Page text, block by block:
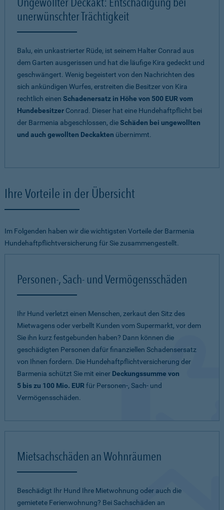
unerwünschter Trächtigkeit
Balu, ein unkastrierter Rüde, ist seinem Halter Conrad aus
dem Garten ausgerissen und hat die läufige Kira gedeckt und
geschwängert. Wenig begeistert von den Nachrichten des
sich ankündigen Wurfes, erstreiten die Besitzer von Kira
rechtlich einen Schadenersatz in Höhe von 500 EUR vom
Hundebesitzer Conrad. Dieser hat eine Hundehaftpflicht bei
der Barmenia abgeschlossen, dieSchäden bei ungewollten
und auch gewollten Deckakten übernimmt.
Ihre Vorteile in der Übersicht
Im Folgenden haben wir die wichtigsten Vorteile der Barmenia
Hundehaftpflichtversicherung für Sie zusammengestellt.
Personen-, Sach- und Vermögensschäden
Ihr Hund verletzt einen Menschen, zerkaut den Sitz des
Mietwagens oder verbellt Kunden vom Supermarkt, vor dem
Sie ihn kurz festgebunden haben? Dann können die
geschädigten Personen dafür finanziellen Schadensersatz
von Ihnen fordern. Die Hundehaftpflichtversicherung der
Barmenia schützt Sie mit einer Deckungssumme von
5 bis zu 100 Mio. EURfür Personen-, Sach- und
Vermögensschäden.
Mietsachschäden an Wohnräumen
Beschädigt Ihr Hund Ihre Mietwohnung oder auch die
gemietete Ferienwohnung? Bei Sachschäden an